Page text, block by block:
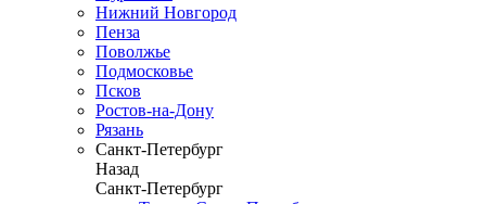
Нижний Новгород
Пенза
Поволжье
Подмосковье
Псков
Ростов-на-Дону
Рязань
Санкт-Петербург
Назад
Санкт-Петербург